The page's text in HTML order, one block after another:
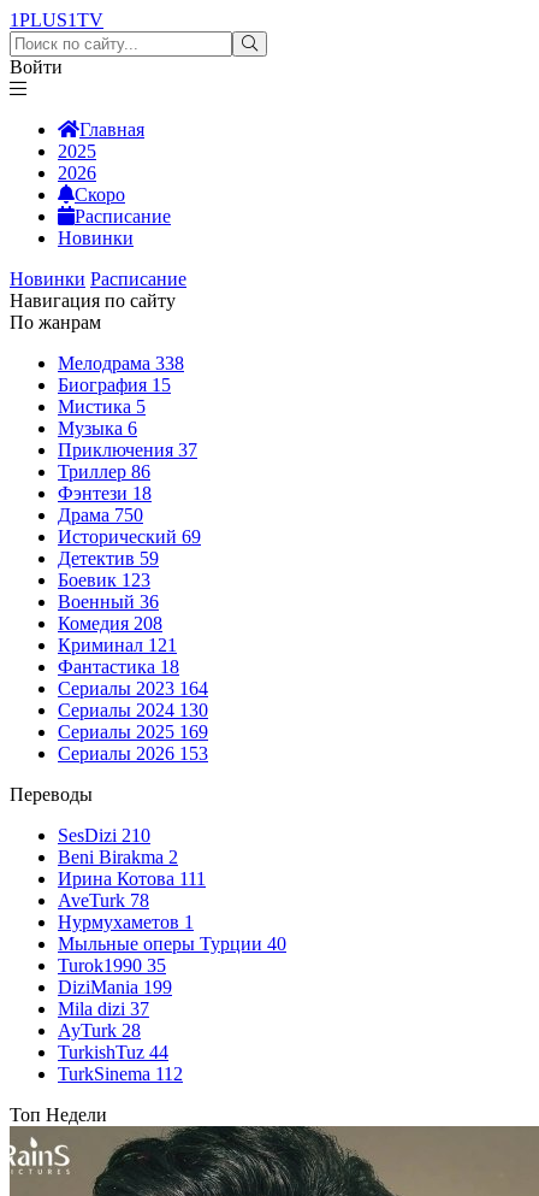
1PLUS1TV
Войти
Главная
2025
2026
Скоро
Расписание
Новинки
Новинки Расписание
Навигация по сайту
По жанрам
Мелодрама 338
Биография 15
Мистика 5
Музыка 6
Приключения 37
Триллер 86
Фэнтези 18
Драма 750
Исторический 69
Детектив 59
Боевик 123
Военный 36
Комедия 208
Криминал 121
Фантастика 18
Сериалы 2023 164
Сериалы 2024 130
Сериалы 2025 169
Сериалы 2026 153
Переводы
SesDizi 210
Beni Birakma 2
Ирина Котова 111
AveTurk 78
Нурмухаметов 1
Мыльные оперы Турции 40
Turok1990 35
DiziMania 199
Mila dizi 37
AyTurk 28
TurkishTuz 44
TurkSinema 112
Топ Недели